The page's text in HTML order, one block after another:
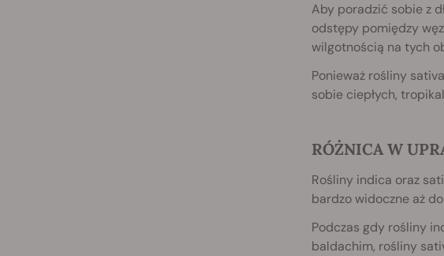
Aby poradzić sobie z
odstępy pomiędzy
wilgotnością na tych
Ponieważ rośliny
sobie ciepłych,
RÓŻNICA W
Rośliny indica oraz
bardzo widoczne aż
Podczas gdy rośliny
baldachim, rośliny